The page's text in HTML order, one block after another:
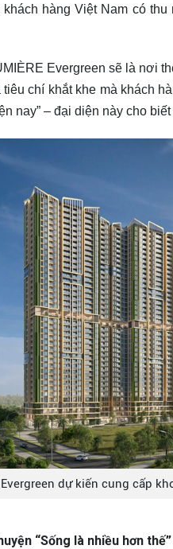
hàng Việt Nam có
Evergreen sẽ là nơi
chí khắt khe mà khách
nay” – đại diện này cho biết
Evergreen dự kiến cung cấp
“Sống là nhiều hơn thế”